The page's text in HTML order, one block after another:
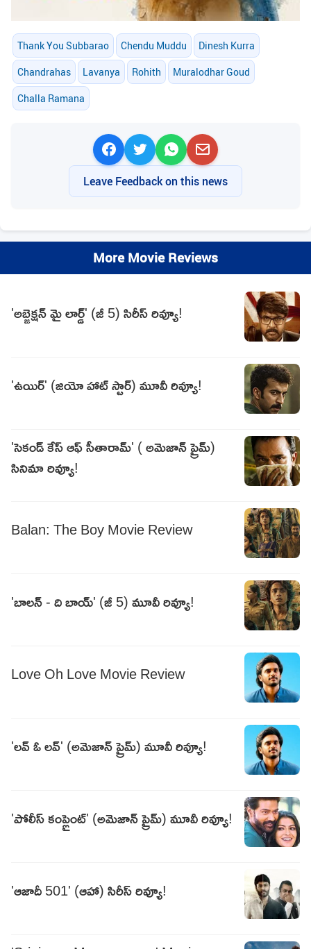
Thank You Subbarao Chendu Muddu Dinesh Kurra
Chandrahas Lavanya Rohith Muralodhar Goud
Challa Ramana
Leave Feedback on this news
More Movie Reviews
'అబ్జెక్షన్ మై లార్డ్' (జీ 5) సిరీస్ రివ్యూ!
'ఉయిర్' (జియో హాట్ స్టార్) మూవీ రివ్యూ!
'సెకండ్ కేస్ ఆఫ్ సీతారామ్' ( అమెజాన్ ప్రైమ్)
సినిమా రివ్యూ!
Balan: The Boy Movie Review
'బాలన్ - ది బాయ్' (జీ 5) మూవీ రివ్యూ!
Love Oh Love Movie Review
'లవ్ ఓ లవ్' (అమెజాన్ ప్రైమ్) మూవీ రివ్యూ!
'పోలీస్ కంప్లైంట్' (అమెజాన్ ప్రైమ్) మూవీ రివ్యూ!
'ఆజాదీ 501' (ఆహా) సిరీస్ రివ్యూ!